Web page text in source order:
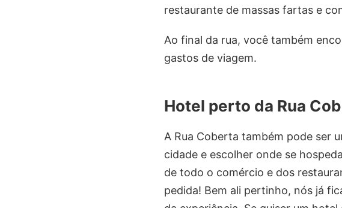
restaurante de massas fartas e
Ao final da rua, você também
gastos de viagem.
Hotel perto da Rua
A Rua Coberta também pode ser
cidade e escolher onde se
de todo o comércio e dos
pedida! Bem ali pertinho, nós já